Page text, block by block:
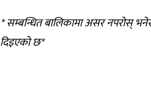
* सम्बन्धित बालिकामा असर नपरोस्
दिइएको छ*